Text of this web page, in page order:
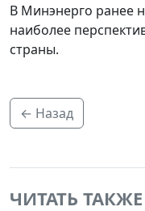
В Минэнерго ранее
наиболее
страны.
← Назад
ЧИТАТЬ ТАКЖЕ